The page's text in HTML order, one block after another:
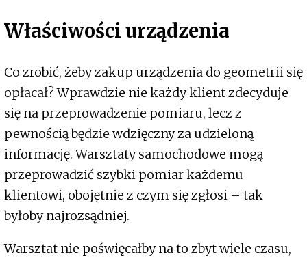
Właściwości urządzenia
Co zrobić, żeby zakup urządzenia do geometrii się
opłacał? Wprawdzie nie każdy klient zdecyduje
się na przeprowadzenie pomiaru, lecz z
pewnością będzie wdzięczny za udzieloną
informację. Warsztaty samochodowe mogą
przeprowadzić szybki pomiar każdemu
klientowi, obojętnie z czym się zgłosi – tak
byłoby najrozsądniej.
Warsztat nie poświęcałby na to zbyt wiele czasu,